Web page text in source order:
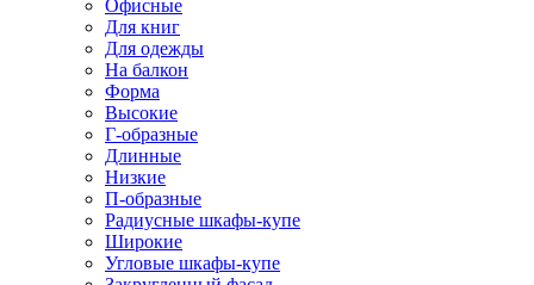
Офисные
Для книг
Для одежды
На балкон
Форма
Высокие
Г-образные
Длинные
Низкие
П-образные
Радиусные шкафы-купе
Широкие
Угловые шкафы-купе